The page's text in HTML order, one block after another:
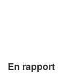
En rapport